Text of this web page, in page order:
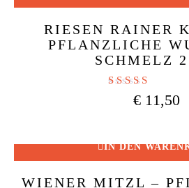
RIESEN RAINER
PFLANZLICHE
SCHMELZ
Bewertet
4.94
€11,50
IN DEN
WIENER MITZL –